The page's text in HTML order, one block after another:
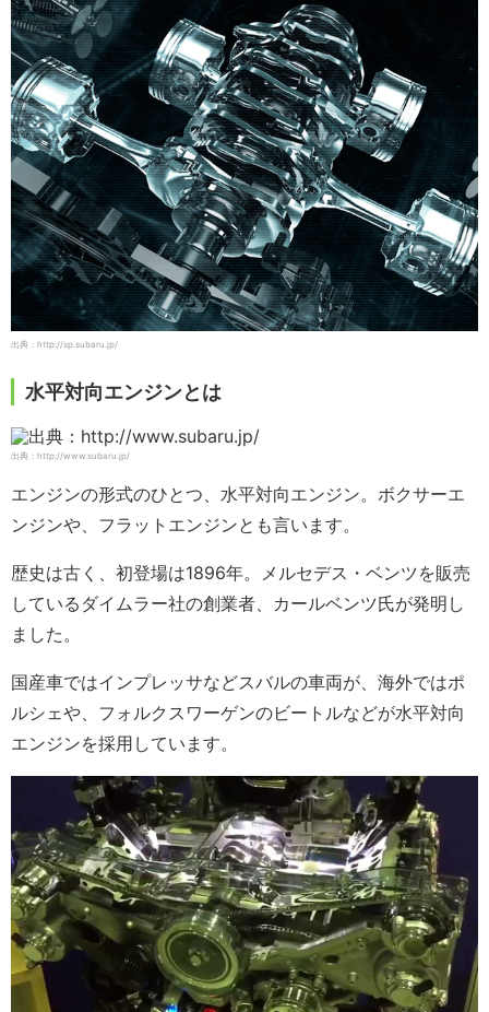
出典：http://sp.subaru.jp/
水平対向エンジンとは
出典：http://www.subaru.jp/
エンジンの形式のひとつ、水平対向エンジン。ボクサーエ
ンジンや、フラットエンジンとも言います。
歴史は古く、初登場は1896年。メルセデス・ベンツを販売
しているダイムラー社の創業者、カールベンツ氏が発明し
ました。
国産車ではインプレッサなどスバルの車両が、海外ではポ
ルシェや、フォルクスワーゲンのビートルなどが水平対向
エンジンを採用しています。